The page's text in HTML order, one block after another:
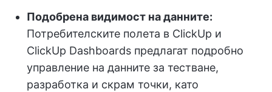
Подобрена видимост на данните:
Потребителските полета в ClickUp и
ClickUp Dashboards предлагат подробно
управление на данните за тестване,
разработка и скрам точки, като